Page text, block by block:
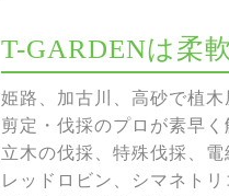
T-GARDENは柔
姫路、加古川、高砂で植
剪定・伐採のプロが素早く
立木の伐採、特殊伐採、
レッドロビン、シマネト